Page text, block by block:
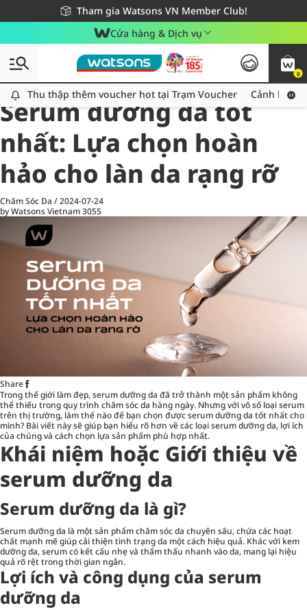
Tham gia Watsons VN Member Club!
Miễn phí giao hàng cho đơn hàng từ 249,000Đ
Giao hàng nhanh 24h - Áp dụng khu vực TP. Hồ Chí Minh
Cửa hàng & Dịch vụ
0
Thu thập thêm voucher hot tại Trạm Voucher
Thu thập thêm voucher hot tại Trạm Voucher Cảnh báo
All
Chăm Sóc Cá Nhân
Serum dưỡng da tốt
nhất: Lựa chọn hoàn
hảo cho làn da rạng rỡ
Chăm Sóc Da /2024-07-24
by Watsons Vietnam3055
Share
Trong thế giới làm đẹp, serum dưỡng da đã trở thành một sản phẩm không
thể thiếu trong quy trình chăm sóc da hàng ngày. Nhưng với vô số loại serum
trên thị trường, làm thế nào để bạn chọn được serum dưỡng da tốt nhất cho
mình? Bài viết này sẽ giúp bạn hiểu rõ hơn về các loại serum dưỡng da, lợi ích
của chúng và cách chọn lựa sản phẩm phù hợp nhất.
Khái niệm hoặc Giới thiệu về
serum dưỡng da
Serum dưỡng da là gì?
Serum dưỡng da là một sản phẩm chăm sóc da chuyên sâu, chứa các hoạt
chất mạnh mẽ giúp cải thiện tình trạng da một cách hiệu quả. Khác với kem
dưỡng da, serum có kết cấu nhẹ và thẩm thấu nhanh vào da, mang lại hiệu
quả rõ rệt trong thời gian ngắn.
Lợi ích và công dụng của serum
dưỡng da